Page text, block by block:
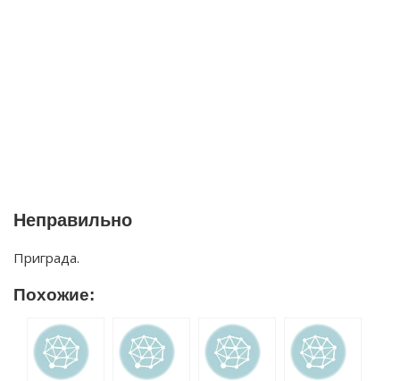
Неправильно
Приграда.
Похожие: